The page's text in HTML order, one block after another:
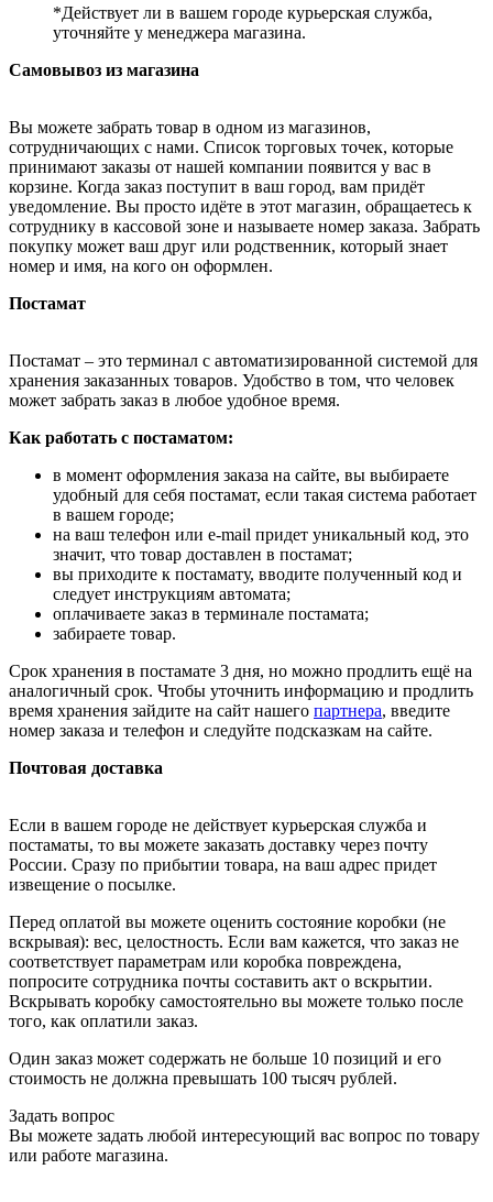
*Действует ли в вашем городе курьерская служба,
уточняйте у менеджера магазина.
Самовывоз из магазина
Вы можете забрать товар в одном из магазинов,
сотрудничающих с нами. Список торговых точек, которые
принимают заказы от нашей компании появится у вас в
корзине. Когда заказ поступит в ваш город, вам придёт
уведомление. Вы просто идёте в этот магазин, обращаетесь к
сотруднику в кассовой зоне и называете номер заказа. Забрать
покупку может ваш друг или родственник, который знает
номер и имя, на кого он оформлен.
Постамат
Постамат – это терминал с автоматизированной системой для
хранения заказанных товаров. Удобство в том, что человек
может забрать заказ в любое удобное время.
Как работать с постаматом:
в момент оформления заказа на сайте, вы выбираете
удобный для себя постамат, если такая система работает
в вашем городе;
на ваш телефон или e-mail придет уникальный код, это
значит, что товар доставлен в постамат;
вы приходите к постамату, вводите полученный код и
следует инструкциям автомата;
оплачиваете заказ в терминале постамата;
забираете товар.
Срок хранения в постамате 3 дня, но можно продлить ещё на
аналогичный срок. Чтобы уточнить информацию и продлить
время хранения зайдите на сайт нашего партнера, введите
номер заказа и телефон и следуйте подсказкам на сайте.
Почтовая доставка
Если в вашем городе не действует курьерская служба и
постаматы, то вы можете заказать доставку через почту
России. Сразу по прибытии товара, на ваш адрес придет
извещение о посылке.
Перед оплатой вы можете оценить состояние коробки (не
вскрывая): вес, целостность. Если вам кажется, что заказ не
соответствует параметрам или коробка повреждена,
попросите сотрудника почты составить акт о вскрытии.
Вскрывать коробку самостоятельно вы можете только после
того, как оплатили заказ.
Один заказ может содержать не больше 10 позиций и его
стоимость не должна превышать 100 тысяч рублей.
Задать вопрос
Вы можете задать любой интересующий вас вопрос по товару
или работе магазина.